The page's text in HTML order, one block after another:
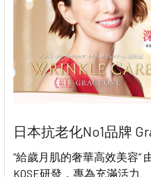
日本抗老化No1品牌
“給歲月肌的奢華高效美容”
KOSE研發，專為充滿活力